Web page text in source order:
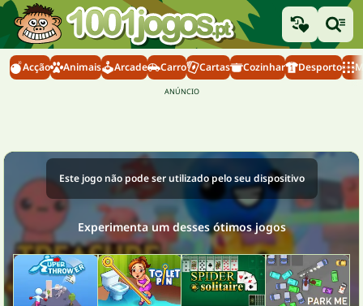
Acção Animais Arcade Carro Cartas Cozinhar Desporto
Este jogo não pode ser utilizado pelo seu dispositivo
Experimenta um desses ótimos jogos